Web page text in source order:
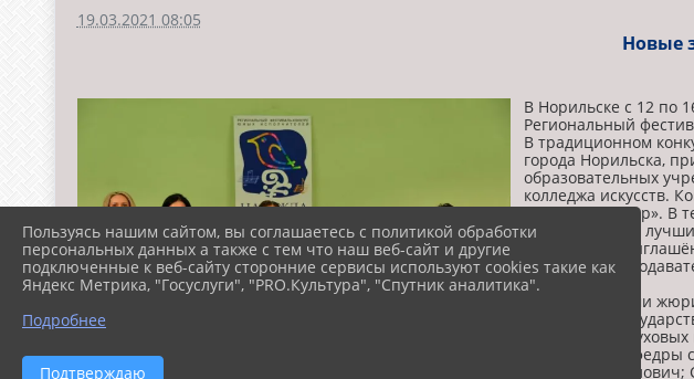
19.03.2021 08:05
Новые
В Норильске с 12 по
Региональный
В традиционном
города Норильска,
образовательных
колледжа искусств.
концертмейстер». В
за звание быть
культуры и
дней, для
Председателями
Сибирского
оркестровых
профессор кафедры
Владимир
Пользуясь нашим сайтом, вы соглашаетесь с политикой обработки
персональных данных а также с тем что наш веб-сайт и другие
подключенные к веб-сайту сторонние сервисы используют cookies такие как
Яндекс Метрика, "Госуслуги", "PRO.Культура", "Спутник аналитика".
Подробнее
Подтверждаю